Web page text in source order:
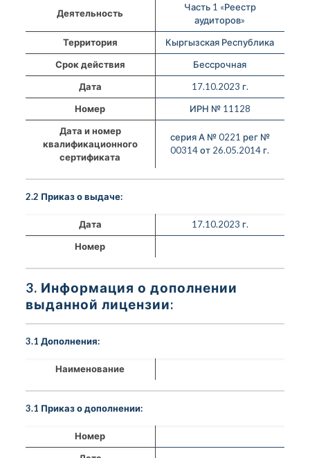
Деятельность
Часть 1 «Реестр
аудиторов»
Территория
Кыргызская Республика
Срок действия
Бессрочная
Дата
17.10.2023 г.
Номер
ИРН № 11128
Дата и номер
квалификационного
сертификата
серия А № 0221 рег №
00314 от 26.05.2014 г.
2.2 Приказ о выдаче:
Дата
17.10.2023 г.
Номер
3. Информация о дополнении
выданной лицензии:
3.1 Дополнения:
Наименование
3.1 Приказ о дополнении:
Номер